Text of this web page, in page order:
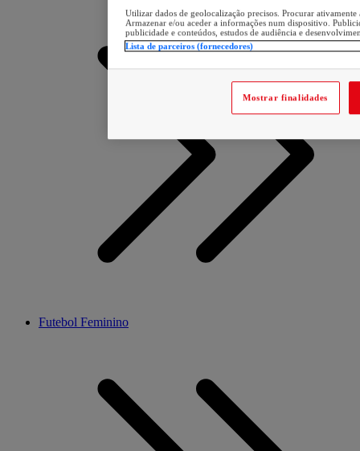
Futebol Feminino
Utilizar dados de geolocalização precisos. Procurar
Armazenar e/ou aceder a informações num dispositivo.
publicidade e conteúdos, estudos de audiência e
Lista de parceiros (fornecedores)
Mostrar finalidades